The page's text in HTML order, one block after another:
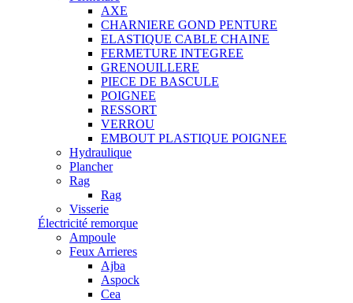
AXE
CHARNIERE GOND PENTURE
ELASTIQUE CABLE CHAINE
FERMETURE INTEGREE
GRENOUILLERE
PIECE DE BASCULE
POIGNEE
RESSORT
VERROU
EMBOUT PLASTIQUE POIGNEE
Hydraulique
Plancher
Rag
Rag
Visserie
Électricité remorque
Ampoule
Feux Arrieres
Ajba
Aspock
Cea